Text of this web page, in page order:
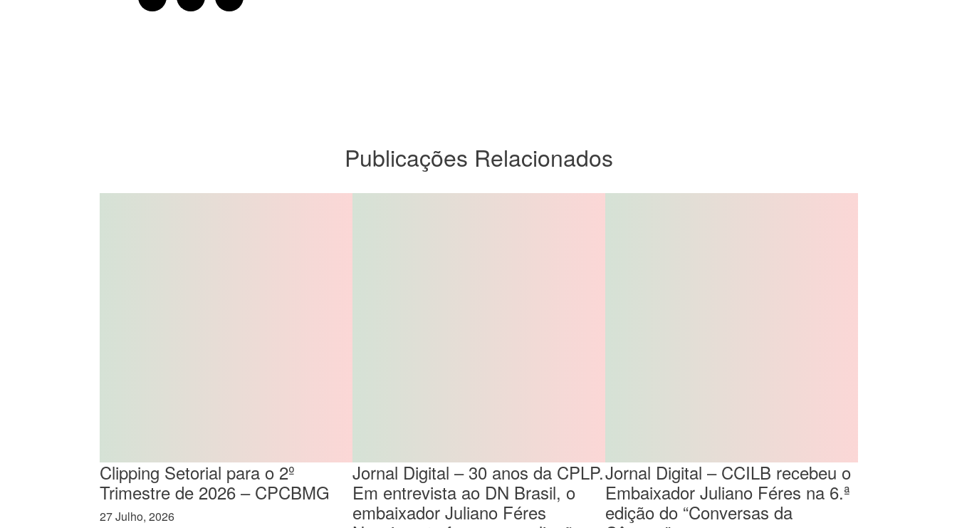
Publicações Relacionados
Clipping Setorial para o 2º
Trimestre de 2026 – CPCBMG
27 Julho, 2026
Jornal Digital – 30 anos da CPLP.
Em entrevista ao DN Brasil, o
embaixador Juliano Féres
Jornal Digital – CCILB recebeu o
Embaixador Juliano Féres na 6.ª
edição do “Conversas da